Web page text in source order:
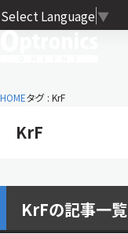
Select Language ▼
HOMEタグ : KrF
KrF
KrFの記事一覧